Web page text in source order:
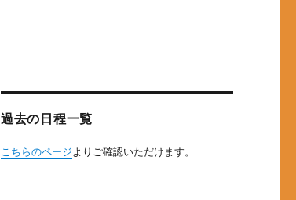
過去の日程一覧
こちらのページよりご確認いただけます。